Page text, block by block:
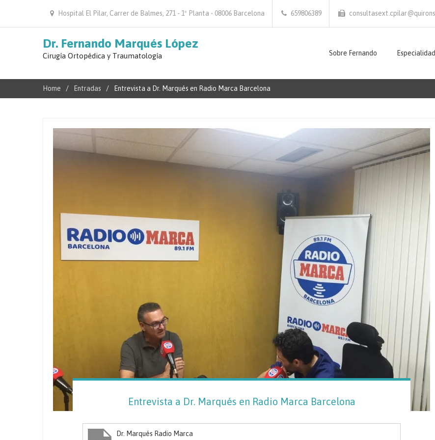
Hospital El Pilar, Carrer de Balmes, 271 - 1º Planta - 08006 Barcelona 659806389
Dr. Fernando Marqués López
Cirugía Ortopédica y Traumatología Sobre Fernando
Home Entradas Entrevista a Dr. Marqués en Radio Marca Barcelona
Entrevista a Dr. Marqués en Radio Marca Barcelona
Dr. Marqués Radio Marca